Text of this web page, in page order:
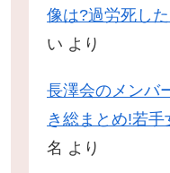
像は?過労死し
い より
長澤会のメンバ
き総まとめ!若手
名 より